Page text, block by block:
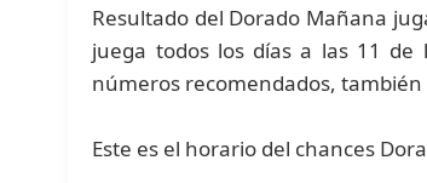
Resultado del Dorado Mañana
juega todos los días a las 11
números recomendados,
Este es el horario del chances